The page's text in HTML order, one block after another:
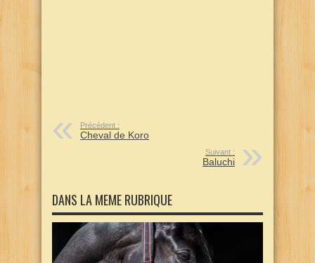
Précédent :
Cheval de Koro
Suivant :
Baluchi
DANS LA MEME RUBRIQUE